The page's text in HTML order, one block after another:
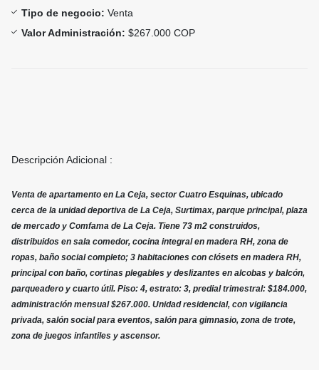
Tipo de negocio: Venta
Valor Administración: $267.000 COP
Descripción Adicional :
Venta de apartamento en La Ceja, sector Cuatro Esquinas, ubicado
cerca de la unidad deportiva de La Ceja, Surtimax, parque principal, plaza
de mercado y Comfama de La Ceja. Tiene 73 m2 construidos,
distribuidos en sala comedor, cocina integral en madera RH, zona de
ropas, baño social completo; 3 habitaciones con clósets en madera RH,
principal con baño, cortinas plegables y deslizantes en alcobas y balcón,
parqueadero y cuarto útil. Piso: 4, estrato: 3, predial trimestral: $184.000,
administración mensual $267.000. Unidad residencial, con vigilancia
privada, salón social para eventos, salón para gimnasio, zona de trote,
zona de juegos infantiles y ascensor.